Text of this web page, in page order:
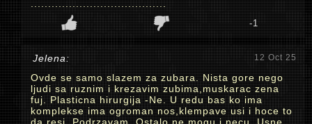
-1
Jelena: 12 Oct 25
Ovde se samo slazem za zubara. Nista gore nego
ljudi sa ruznim i krezavim zubima,muskarac zena
fuj. Plasticna hirurgija -Ne. U redu bas ko ima
komplekse ima ogroman nos,klempave usi i hoce to